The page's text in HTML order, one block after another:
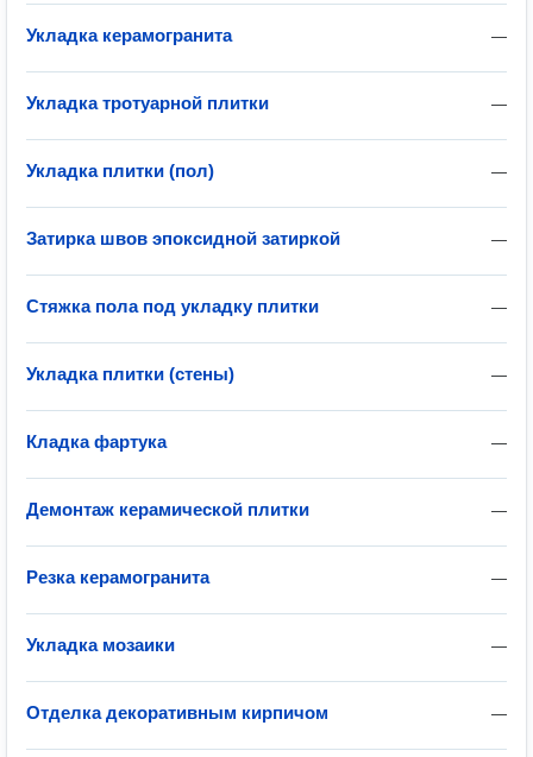
—
Укладка керамогранита
—
Укладка тротуарной плитки
—
Укладка плитки (пол)
—
Затирка швов эпоксидной затиркой
—
Стяжка пола под укладку плитки
—
Укладка плитки (стены)
—
Кладка фартука
—
Демонтаж керамической плитки
—
Резка керамогранита
—
Укладка мозаики
—
Отделка декоративным кирпичом